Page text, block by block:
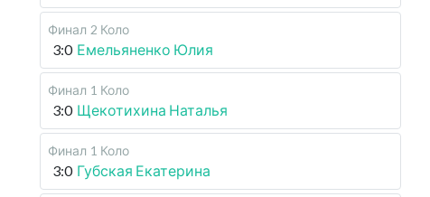
Финал 2 Коло
3:0 Емельяненко Юлия
Финал 1 Коло
3:0 Щекотихина Наталья
Финал 1 Коло
3:0 Губская Екатерина